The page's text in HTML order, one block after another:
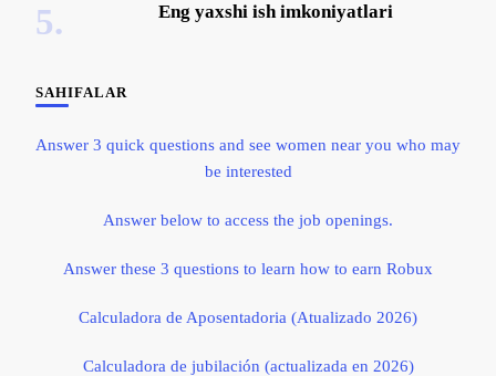
Eng yaxshi ish imkoniyatlari
SAHIFALAR
Answer 3 quick questions and see women near you who may
be interested
Answer below to access the job openings.
Answer these 3 questions to learn how to earn Robux
Calculadora de Aposentadoria (Atualizado 2026)
Calculadora de jubilación (actualizada en 2026)